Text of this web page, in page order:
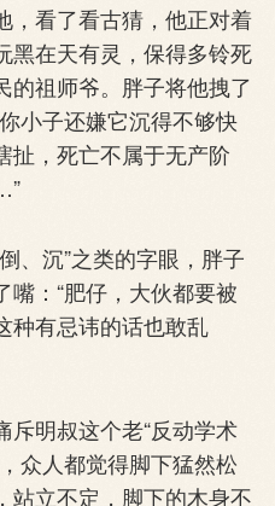
看了看古猜，他正对着
黑在天有灵，保得多铃死
的祖师爷。胖子将他拽了
小子还嫌它沉得不够快
扯，死亡不属于无产阶
沉”之类的字眼，胖子
：“肥仔，大伙都要被
种有忌讳的话也敢乱
明叔这个老“反动学术
众人都觉得脚下猛然松
站立不定，脚下的木身不